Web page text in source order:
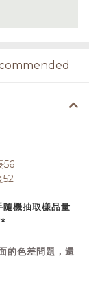
56
52
機抽取樣品量
的色差問題，還